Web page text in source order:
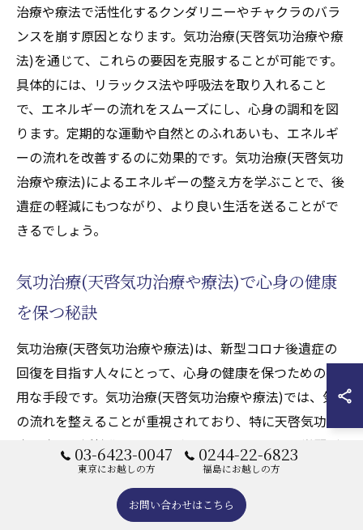
治療や療法で活性化するクンダリニーやチャクラのバラ
ンスを崩す原因となります。気功治療(天啓気功治療や療
法)を通じて、これらの要因を克服することが可能です。
具体的には、リラックス法や呼吸法を取り入れること
で、エネルギーの流れをスムーズにし、心身の調和を図
ります。定期的な運動や自然とのふれあいも、エネルギ
ーの流れを改善するのに効果的です。気功治療(天啓気功
治療や療法)によるエネルギーの整え方を学ぶことで、後
遺症の軽減にもつながり、より良い生活を送ることがで
きるでしょう。
気功治療(天啓気功治療や療法)で心身の健康
を保つ秘訣
気功治療(天啓気功治療や療法)は、新型コロナ後遺症の
回復を目指す人々にとって、心身の健康を保つための有
用な手段です。気功治療(天啓気功治療や療法)では、気
の流れを整えることが重視されており、特に天啓気功治
療や療法で活性化するクンダリニーとチャクラの覚醒が
重要な要素となります。具体的には、特定の呼吸法と動
作を組み合わせることで、体内のエネルギーの循環を促
進し、心身の調和を図ります。これにより、疲労感や不
03-6423-0047
東京にお越しの方
0244-22-6823
福島にお越しの方
お問い合わせはこちら